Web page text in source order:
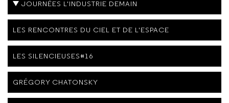
JOURNÉES L'INDUSTRIE DEMAIN
LES RENCONTRES DU CIEL ET DE L'ESPACE
LES SILENCIEUSES#16
GRÉGORY CHATONSKY